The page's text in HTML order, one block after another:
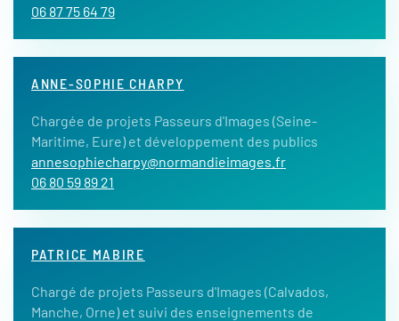
06 87 75 64 79
ANNE-SOPHIE CHARPY
Chargée de projets Passeurs d'Images (Seine-
Maritime, Eure) et développement des publics
annesophiecharpy@normandieimages.fr
06 80 59 89 21
PATRICE MABIRE
Chargé de projets Passeurs d'Images (Calvados,
Manche, Orne) et suivi des enseignements de